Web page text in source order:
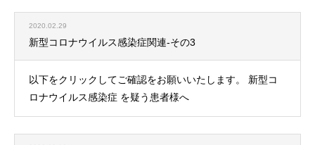
2020.02.29
新型コロナウイルス感染症関連-その3
以下をクリックしてご確認をお願いいたします。 新型コ
ロナウイルス感染症 を疑う患者様へ